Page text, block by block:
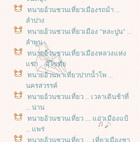
ทนายอ้วนชวนเที่ยวเมืองรถม้า ...
ลำปาง
ทนายอ้วนชวนเที่ยวเมือง "หละปูน" ...
ลำพูน
ทนายอ้วนชวนเที่ยวเมืองหลวงแห่ง
รก ... สุ๊โขทั
ทนายอ้วนพาเที่ยวปากน้ำโพ ...
นครสวรรค์
ทนายอ้วนชวนเที่ยว ... เวลาเดินช้าที่
... น่าน
ทนายอ้วนชวนเที่ยว .... แอ่วเมืองแป้
... แพร่
ทนายอ้วนชวนเที่ยว .... เที่ยวเมืองชา